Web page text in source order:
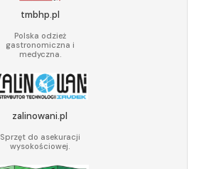
tmbhp.pl
Polska odzież
gastronomiczna i
medyczna.
zalinowani.pl
Sprzęt do asekuracji
wysokościowej.